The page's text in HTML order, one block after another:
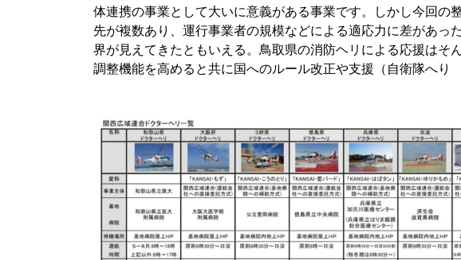
体連携の事業として大いに意義がある事業です。しかし今回の
先が複数あり、運行事業者の規模などによる適応力に差があっ
界が見えてきたともいえる。鳥取県の消防ヘリによる応援はそ
調整機能を高めると共に国へのルール改正や支援（自衛隊へ